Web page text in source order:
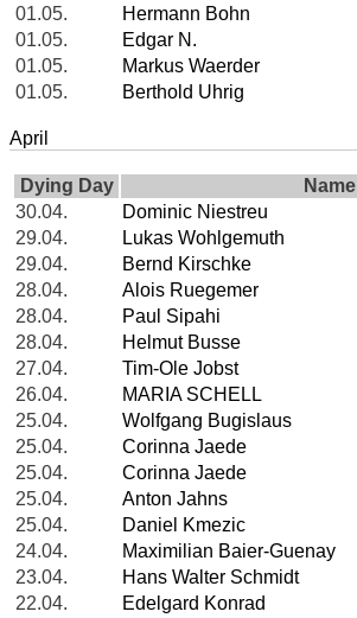
01.05.
Hermann Bohn
01.05.
Edgar N.
01.05.
Markus Waerder
01.05.
Berthold Uhrig
April
Dying Day
Name
30.04.
Dominic Niestreu
29.04.
Lukas Wohlgemuth
29.04.
Bernd Kirschke
28.04.
Alois Ruegemer
28.04.
Paul Sipahi
28.04.
Helmut Busse
27.04.
Tim-Ole Jobst
26.04.
MARIA SCHELL
25.04.
Wolfgang Bugislaus
25.04.
Corinna Jaede
25.04.
Corinna Jaede
25.04.
Anton Jahns
25.04.
Daniel Kmezic
24.04.
Maximilian Baier-Guenay
23.04.
Hans Walter Schmidt
22.04.
Edelgard Konrad